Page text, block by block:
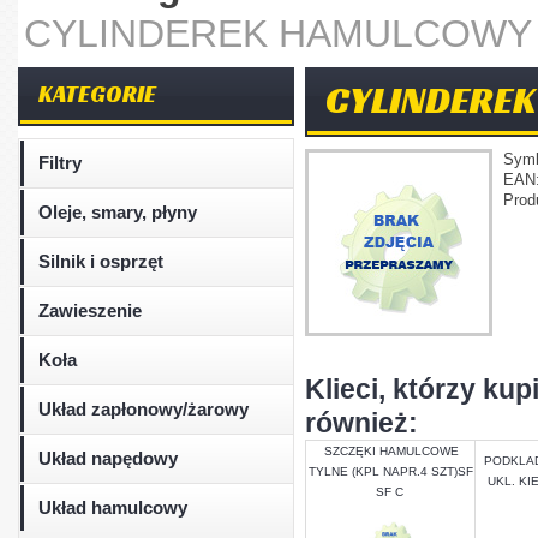
CYLINDEREK
KATEGORIE
Filtry
Oleje, smary, płyny
Silnik i osprzęt
Zawieszenie
Koła
Układ zapłonowy/żarowy
Układ napędowy
Układ hamulcowy
Klieci, którzy
również:
SZCZĘKI HAMULCOWE
TYLNE (KPL NAPR.4 SZT)SF
SF C
UKL.